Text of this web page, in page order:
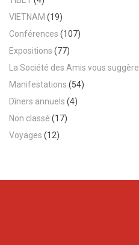
VIETNAM (19)
Conférences (107)
Expositions (77)
La Société des Amis vous suggère
Manifestations (54)
Dîners annuels (4)
Non classé (17)
Voyages (12)